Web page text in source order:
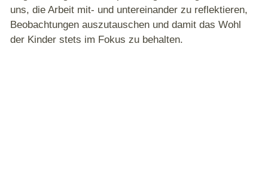
uns, die Arbeit mit- und untereinander zu reflektieren,
Beobachtungen auszutauschen und damit das Wohl
der Kinder stets im Fokus zu behalten.